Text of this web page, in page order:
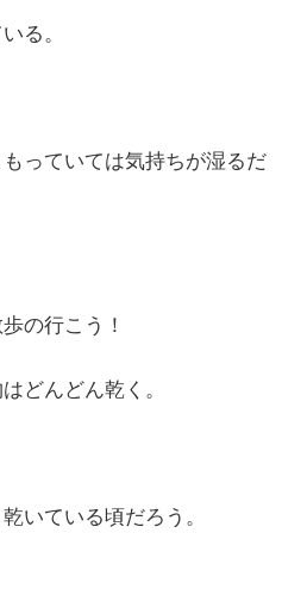
る。
っていては気持ちが湿るだ
の行こう！
どんどん乾く。
いている頃だろう。